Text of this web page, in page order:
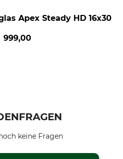
Apex Steady HD 16x30
999,00
keine Fragen